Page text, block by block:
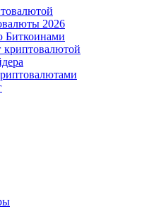
2026
Биткоинами
криптовалютой